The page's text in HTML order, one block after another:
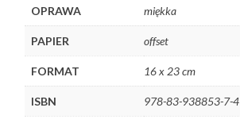
OPRAWA miękka
PAPIER offset
FORMAT 16 x 23 cm
ISBN 978-83-938853-7-4